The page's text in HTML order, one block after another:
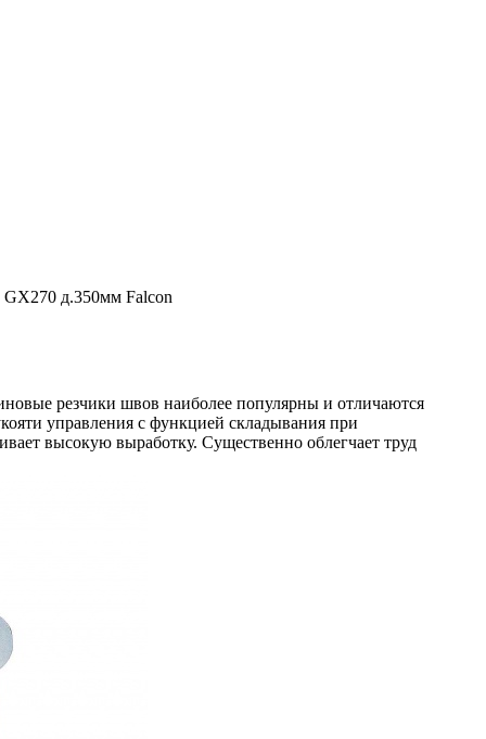
д.350мм Falcon
резчики швов наиболее популярны и отличаются
управления с функцией складывания при
высокую выработку. Существенно облегчает труд